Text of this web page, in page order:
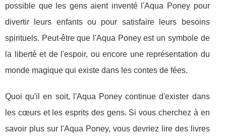
possible que les gens aient inventé l'Aqua Poney pour
divertir leurs enfants ou pour satisfaire leurs besoins
spirituels. Peut-être que l'Aqua Poney est un symbole de
la liberté et de l'espoir, ou encore une représentation du
monde magique qui existe dans les contes de fées.
Quoi qu'il en soit, l'Aqua Poney continue d'exister dans
les cœurs et les esprits des gens. Si vous cherchez à en
savoir plus sur l'Aqua Poney, vous devriez lire des livres